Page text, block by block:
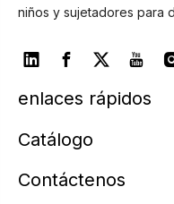
niños y sujetadores para
enlaces rápidos
Catálogo
Contáctenos